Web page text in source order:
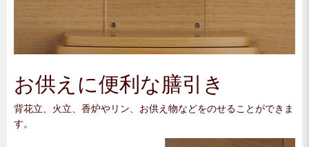
お供えに便利な膳引き
背花立、火立、香炉やリン、お供え物などをのせることができま
す。